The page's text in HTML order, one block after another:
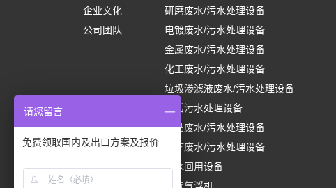
企业文化
公司团队
研磨废水/污水处理设备
电镀废水/污水处理设备
金属废水/污水处理设备
化工废水/污水处理设备
垃圾渗滤液废水/污水处理设备
生活污水处理设备
食品废水/污水处理设备
医疗废水/污水处理设备
中水回用设备
请您留言
免费领取国内及出口方案及报价